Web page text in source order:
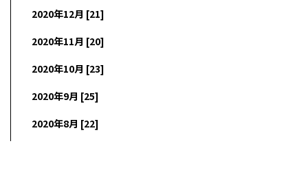
2020年12月 [21]
2020年11月 [20]
2020年10月 [23]
2020年9月 [25]
2020年8月 [22]